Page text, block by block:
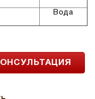
Вода⁠